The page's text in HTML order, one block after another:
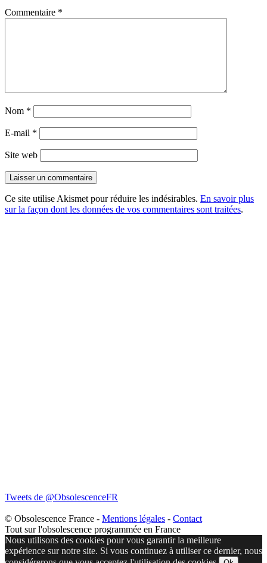
Commentaire *
Nom *
E-mail *
Site web
Ce site utilise Akismet pour réduire les indésirables. En savoir plus
sur la façon dont les données de vos commentaires sont traitées.
Tweets de @ObsolescenceFR
© Obsolescence France - Mentions légales - Contact
Tout sur l'obsolescence programmée en France
Nous utilisons des cookies pour vous garantir la meilleure
expérience sur notre site. Si vous continuez à utiliser ce dernier, nous